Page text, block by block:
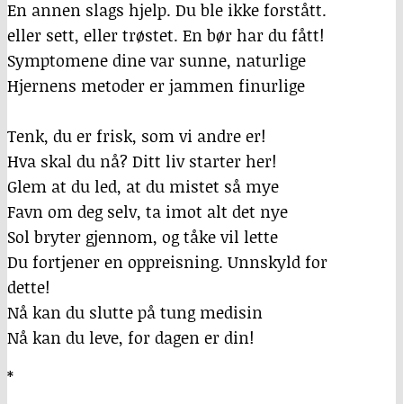
En annen slags hjelp. Du ble ikke forstått.
eller sett, eller trøstet. En bør har du fått!
Symptomene dine var sunne, naturlige
Hjernens metoder er jammen finurlige
Tenk, du er frisk, som vi andre er!
Hva skal du nå? Ditt liv starter her!
Glem at du led, at du mistet så mye
Favn om deg selv, ta imot alt det nye
Sol bryter gjennom, og tåke vil lette
Du fortjener en oppreisning. Unnskyld for
dette!
Nå kan du slutte på tung medisin
Nå kan du leve, for dagen er din!
*